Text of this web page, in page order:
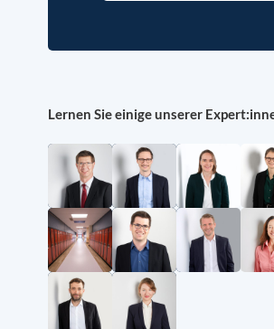
Lernen Sie einige unserer